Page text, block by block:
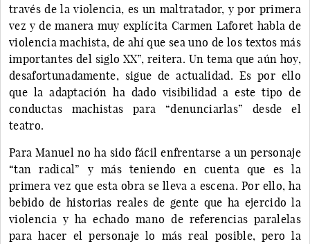
través de la violencia, es un maltratador, y por primera
vez y de manera muy explícita Carmen Laforet habla de
violencia machista, de ahí que sea uno de los textos más
importantes del siglo XX”, reitera. Un tema que aún hoy,
desafortunadamente, sigue de actualidad. Es por ello
que la adaptación ha dado visibilidad a este tipo de
conductas machistas para “denunciarlas” desde el
teatro.
Para Manuel no ha sido fácil enfrentarse a un personaje
“tan radical” y más teniendo en cuenta que es la
primera vez que esta obra se lleva a escena. Por ello, ha
bebido de historias reales de gente que ha ejercido la
violencia y ha echado mano de referencias paralelas
para hacer el personaje lo más real posible, pero la